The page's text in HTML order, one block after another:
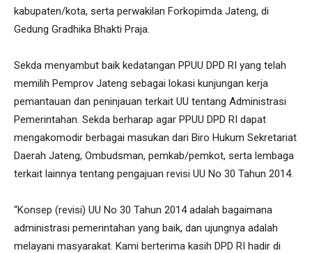
kabupaten/kota, serta perwakilan Forkopimda Jateng, di
Gedung Gradhika Bhakti Praja.
Sekda menyambut baik kedatangan PPUU DPD RI yang telah
memilih Pemprov Jateng sebagai lokasi kunjungan kerja
pemantauan dan peninjauan terkait UU tentang Administrasi
Pemerintahan. Sekda berharap agar PPUU DPD RI dapat
mengakomodir berbagai masukan dari Biro Hukum Sekretariat
Daerah Jateng, Ombudsman, pemkab/pemkot, serta lembaga
terkait lainnya tentang pengajuan revisi UU No 30 Tahun 2014.
“Konsep (revisi) UU No 30 Tahun 2014 adalah bagaimana
administrasi pemerintahan yang baik, dan ujungnya adalah
melayani masyarakat. Kami berterima kasih DPD RI hadir di